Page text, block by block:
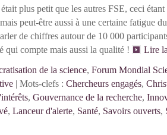
plus petit que les autres FSE, ceci
peut-être aussi à une certaine fatigue
de chiffres autour de 10 000
qui compte mais aussi la qualité !
Lire
de la science, Forum Mondial
| Mots-clefs : Chercheurs engagés,
, Gouvernance de la recherche,
, Lanceur d'alerte, Santé, Savoirs ouverts,